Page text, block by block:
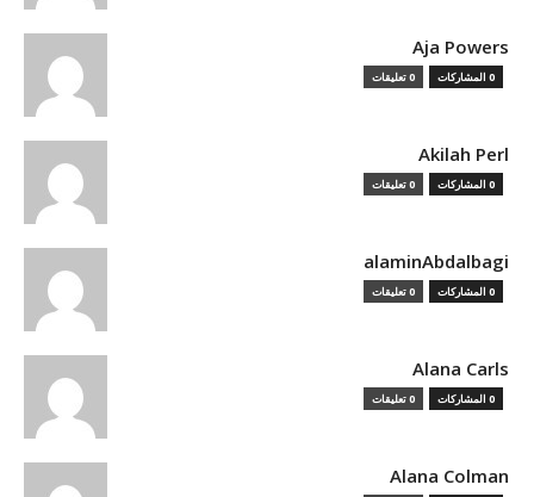
Aja Powers
0 المشاركات 0 تعليقات
Akilah Perl
0 المشاركات 0 تعليقات
alaminAbdalbagi
0 المشاركات 0 تعليقات
Alana Carls
0 المشاركات 0 تعليقات
Alana Colman